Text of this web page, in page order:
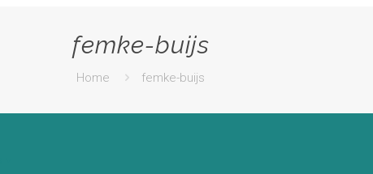
femke-buijs
Home femke-buijs